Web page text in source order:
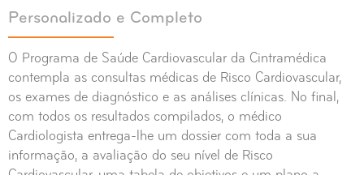
Personalizado e Completo
O Programa de Saúde Cardiovascular da Cintramédica
contempla as consultas médicas de Risco Cardiovascular,
os exames de diagnóstico e as análises clínicas. No final,
com todos os resultados compilados, o médico
Cardiologista entrega-lhe um dossier com toda a sua
informação, a avaliação do seu nível de Risco